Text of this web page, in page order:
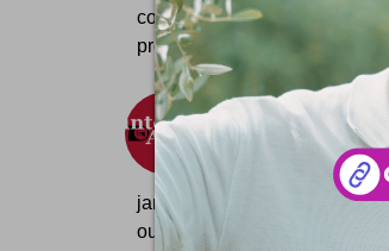
compétition devant vous,
présente une soixantaine
Participez @
Le 26 janvier
prendre les
janvier 2010 de 14h à 18h :
ouverte...